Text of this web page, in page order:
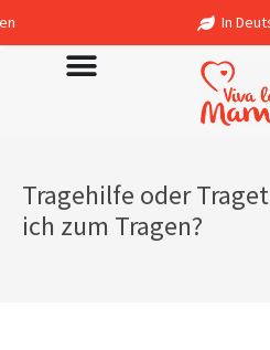
In Deutschland
Tragehilfe oder
ich zum Tragen?